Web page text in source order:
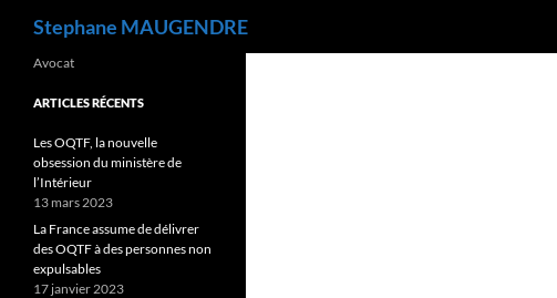
Stephane MAUGENDRE
Avocat
ARTICLES RÉCENTS
Les OQTF, la nouvelle
obsession du ministère de
l’Intérieur
13 mars 2023
La France assume de délivrer
des OQTF à des personnes non
expulsables
17 janvier 2023